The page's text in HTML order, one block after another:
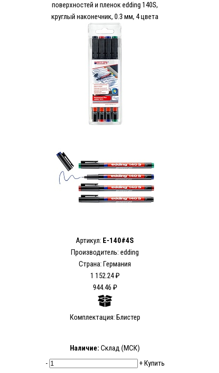
поверхностей и пленок edding 140S,
круглый наконечник, 0.3 мм, 4 цвета
Артикул: E-140#4S
Производитель: edding
Страна: Германия
1 152.24 ₽
944.46 ₽
Комплектация: Блистер
Наличие: Склад (МСК)
-
+Купить